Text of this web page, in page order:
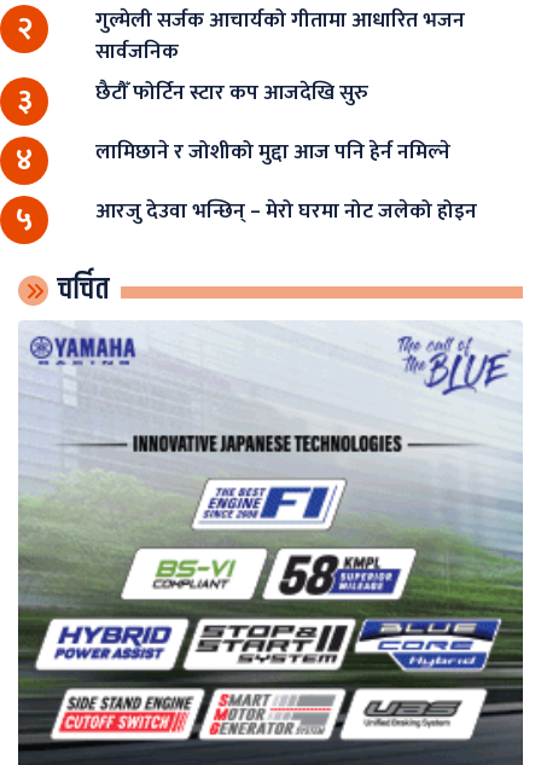
२
गुल्मेली सर्जक आचार्यको गीतामा आधारित भजन
सार्वजनिक
३ छैटौँ फोर्टिन स्टार कप आजदेखि सुरु
४ लामिछाने र जोशीको मुद्दा आज पनि हेर्न नमिल्ने
५ आरजु देउवा भन्छिन् – मेरो घरमा नोट जलेको होइन
चर्चित